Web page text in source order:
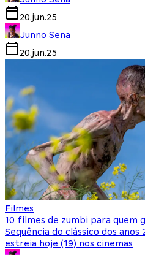
20.jun.25
Junno Sena
20.jun.25
Filmes
10 filmes de zumbi para quem
Sequência do clássico dos
estreia hoje (19) nos cinemas